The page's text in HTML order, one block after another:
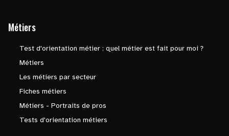
Métiers
Test d'orientation métier : quel métier est fait pour moi ?
Métiers
Les métiers par secteur
Fiches métiers
Métiers - Portraits de pros
Tests d'orientation métiers